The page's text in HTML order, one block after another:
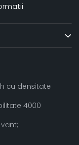
cu densitate
4000